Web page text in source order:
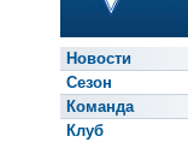
Новости
Сезон
Команда
Клуб